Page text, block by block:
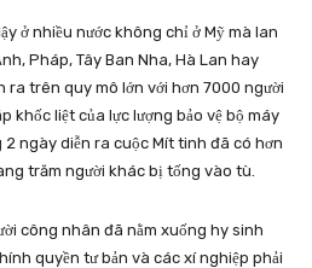
ở nhiều nước không chỉ ở Mỹ mà lan
Pháp, Tây Ban Nha, Hà Lan hay
ra trên quy mô lớn với hơn 7000 người
khốc liệt của lực lượng bảo vệ bộ máy
ngày diễn ra cuộc Mít tinh đã có hơn
trăm người khác bị tống vào tù.
công nhân đã nằm xuống hy sinh
quyền tư bản và các xí nghiệp phải